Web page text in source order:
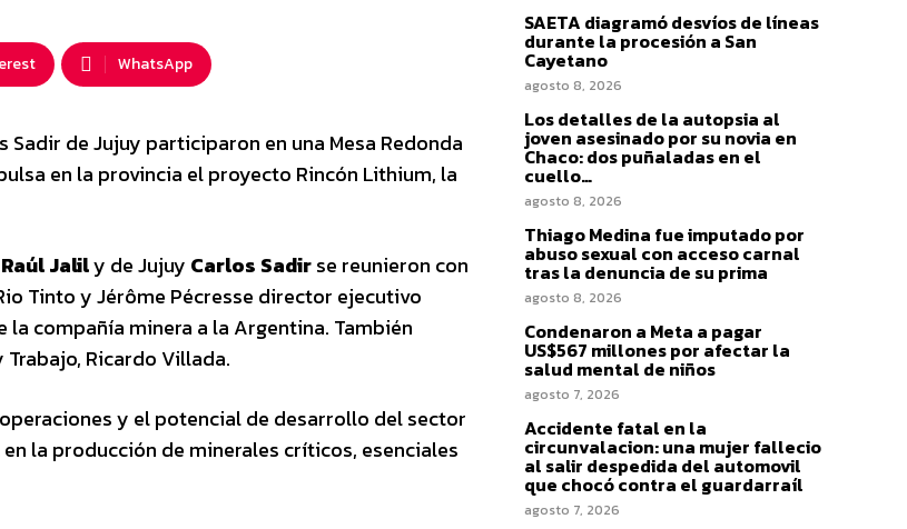
WhatsApp
Sadir de Jujuy participaron en una Mesa Redonda
en la provincia el proyecto Rincón Lithium, la
Raúl Jalily de Jujuy Carlos Sadirse reunieron con
Tinto y Jérôme Pécresse director ejecutivo
compañía minera a la Argentina. También
Ricardo Villada.
y el potencial de desarrollo del sector
la producción de minerales críticos, esenciales
SAETA diagramó desvíos de líneas
durante la procesión a San
Cayetano
agosto 8, 2026
Los detalles de la autopsia al
joven asesinado por su novia en
Chaco: dos puñaladas en el
cuello…
agosto 8, 2026
Thiago Medina fue imputado por
abuso sexual con acceso carnal
tras la denuncia de su prima
agosto 8, 2026
Condenaron a Meta a pagar
US$567 millones por afectar la
salud mental de niños
agosto 7, 2026
Accidente fatal en la
circunvalacion: una mujer fallecio
al salir despedida del automovil
que chocó contra el guardarraíl
agosto 7, 2026